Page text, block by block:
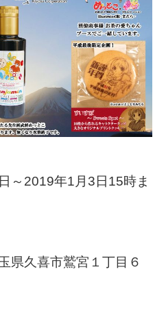
～2019年1月3日15時ま
県久喜市鷲宮１丁目６